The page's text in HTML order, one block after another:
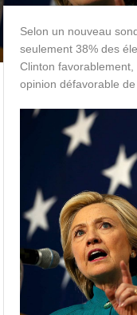
Selon un nouveau
seulement 38% des
Clinton favorablement,
opinion défavorable de